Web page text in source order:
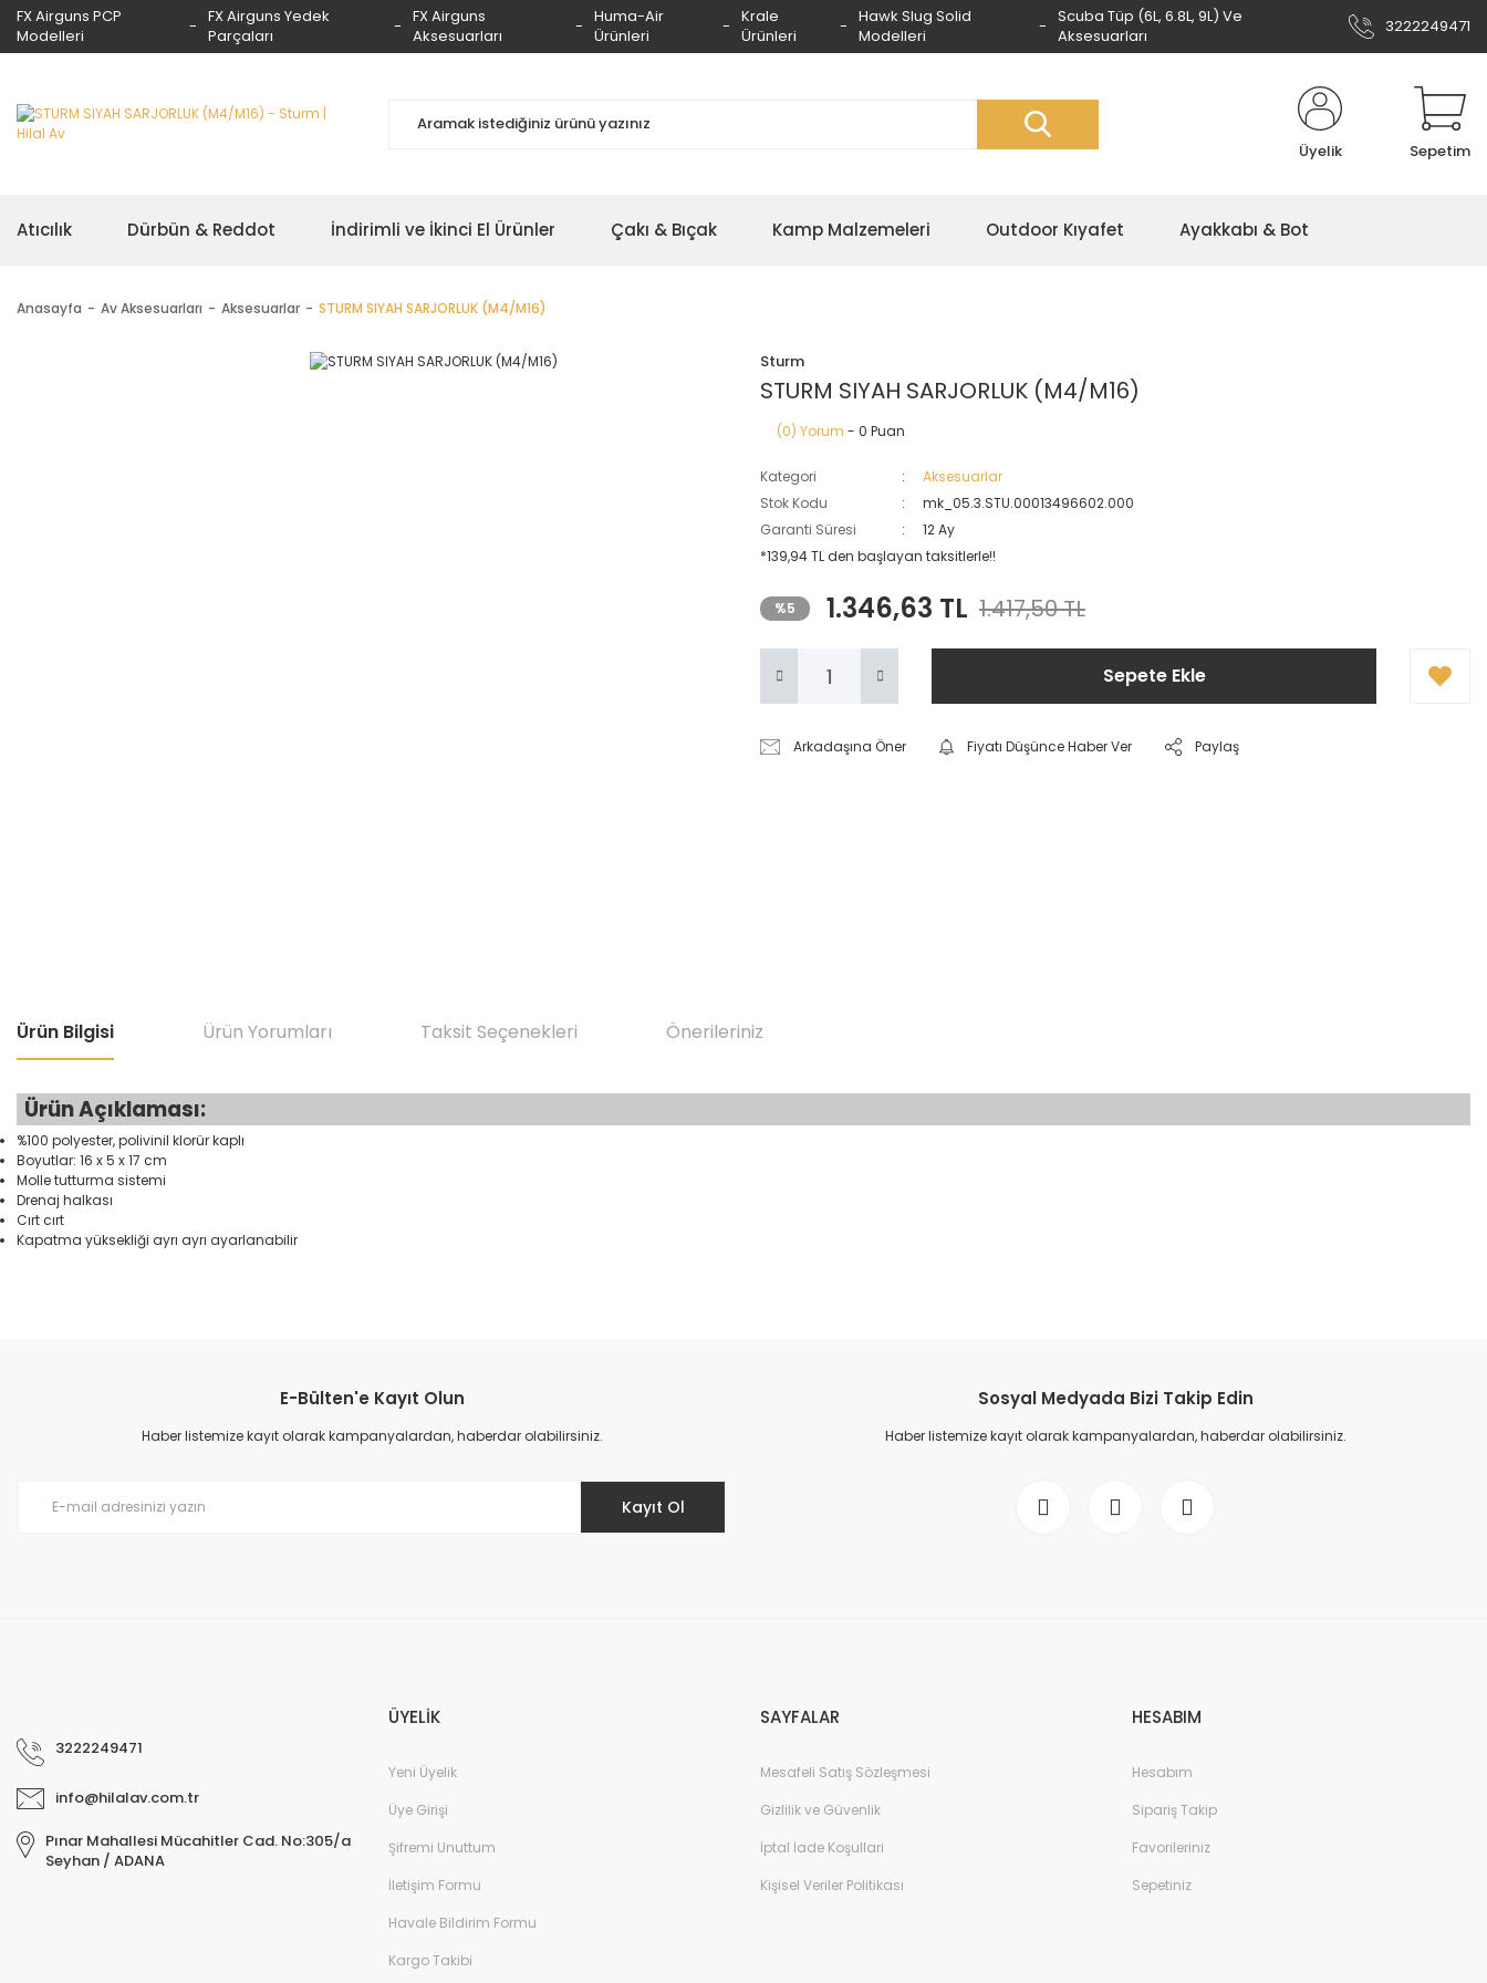
FX Airguns PCP
Modelleri
FX Airguns Yedek
Parçaları
FX Airguns
Aksesuarları
Huma-Air
Ürünleri
Krale
Ürünleri
Hawk Slug Solid
Modelleri
Scuba Tüp (6L, 6.8L, 9L) Ve
Aksesuarları
3222249471
Üyelik Sepetim
Atıcılık Dürbün & Reddot İndirimli ve İkinci El Ürünler Çakı & Bıçak Kamp Malzemeleri Outdoor Kıyafet Ayakkabı & Bot
Anasayfa Av Aksesuarları Aksesuarlar STURM SIYAH SARJORLUK (M4/M16)
Sturm
STURM SIYAH SARJORLUK (M4/M16)
(0) Yorum - 0 Puan
Kategori
Aksesuarlar
Stok Kodu
mk_05.3.STU.00013496602.000
Garanti Süresi
12 Ay
*139,94 TL den başlayan taksitlerle!!
%5 1.346,63 TL 1.417,50 TL
Sepete Ekle
Arkadaşına Öner Fiyatı Düşünce Haber Ver Paylaş
Ürün Bilgisi Ürün Yorumları Taksit Seçenekleri Önerileriniz
Ürün Açıklaması:
%100 polyester, polivinil klorür kaplı
Boyutlar: 16 x 5 x 17 cm
Molle tutturma sistemi
Drenaj halkası
Cırt cırt
Kapatma yüksekliği ayrı ayrı ayarlanabilir
Ürün resmi kalitesiz, bozuk veya görüntülenemiyor.
Ürün açıklamasında eksik bilgiler bulunuyor.
E-Bülten'e Kayıt Olun
Haber listemize kayıt olarak kampanyalardan, haberdar olabilirsiniz.
Kayıt Ol
Sosyal Medyada Bizi Takip Edin
Haber listemize kayıt olarak kampanyalardan, haberdar olabilirsiniz.
3222249471
info@hilalav.com.tr
Pınar Mahallesi Mücahitler Cad. No:305/a
Seyhan / ADANA
ÜYELİK
Yeni Üyelik
Üye Girişi
Şifremi Unuttum
İletişim Formu
Havale Bildirim Formu
Kargo Takibi
SAYFALAR
Mesafeli Satış Sözleşmesi
Gizlilik ve Güvenlik
İptal İade Koşullari
Kişisel Veriler Politikası
HESABIM
Hesabım
Sipariş Takip
Favorileriniz
Sepetiniz